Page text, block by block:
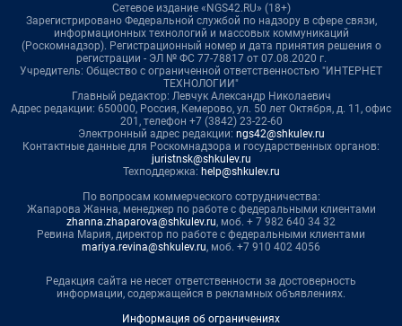
Сетевое издание «NGS42.RU» (18+)
Зарегистрировано Федеральной службой по надзору в сфере связи,
информационных технологий и массовых коммуникаций
(Роскомнадзор). Регистрационный номер и дата принятия решения о
регистрации - ЭЛ № ФС 77-78817 от 07.08.2020 г.
Учредитель: Общество с ограниченной ответственностью "ИНТЕРНЕТ
ТЕХНОЛОГИИ"
Главный редактор: Левчук Александр Николаевич
Адрес редакции: 650000, Россия, Кемерово, ул. 50 лет Октября, д. 11, офис
201, телефон +7 (3842) 23-22-60
Электронный адрес редакции: ngs42@shkulev.ru
Контактные данные для Роскомнадзора и государственных органов:
juristnsk@shkulev.ru
Техподдержка: help@shkulev.ru
По вопросам коммерческого сотрудничества:
Жапарова Жанна, менеджер по работе с федеральными клиентами
zhanna.zhaparova@shkulev.ru, моб. + 7 982 640 34 32
Ревина Мария, директор по работе с федеральными клиентами
mariya.revina@shkulev.ru, моб. +7 910 402 4056
Редакция сайта не несет ответственности за достоверность
информации, содержащейся в рекламных объявлениях.
Информация об ограничениях